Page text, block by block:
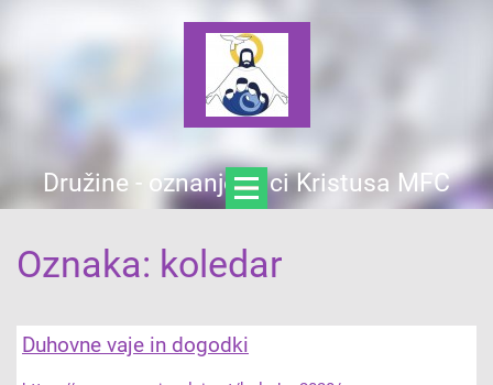
Družine - oznanjevalci Kristusa MFC
Oznaka: koledar
Duhovne vaje in dogodki